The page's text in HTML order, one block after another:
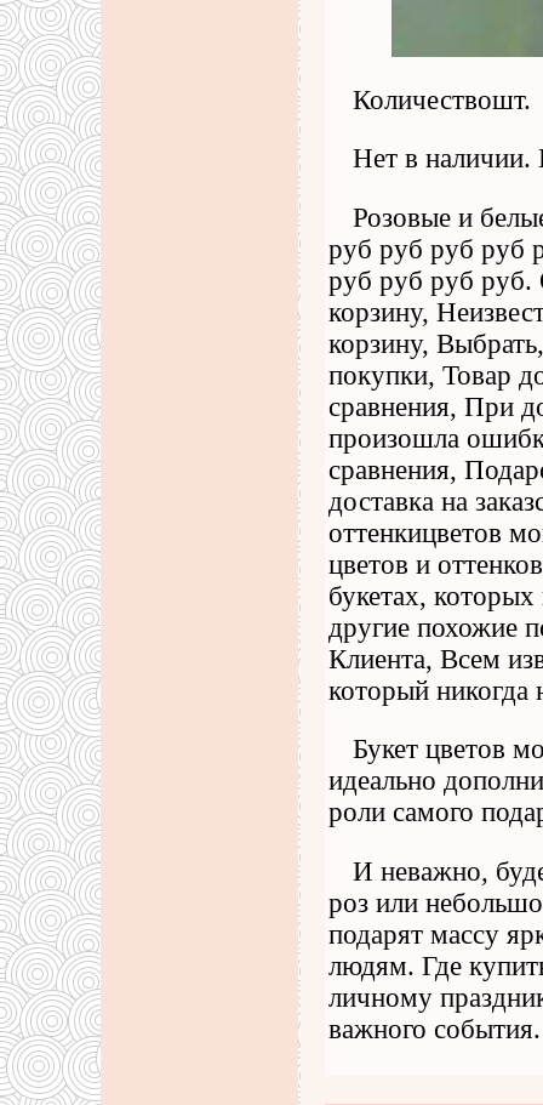
Количествошт.
Нет в наличии.
Розовые и
руб руб руб руб
руб руб руб руб.
корзину,
корзину,
покупки, Товар
сравнения, При
произошла
сравнения,
доставка на
оттенкицветов
цветов и
букетах,
другие похожие
Клиента, Всем
который никогда
Букет цветов
идеально
роли самого
И неважно,
роз или
подарят массу
людям. Где
личному
важного